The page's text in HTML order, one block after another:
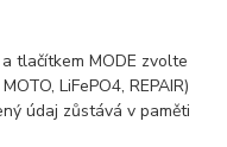
tlačítkem MODE zvolte
LiFePO4, REPAIR)
údaj zůstává v paměti